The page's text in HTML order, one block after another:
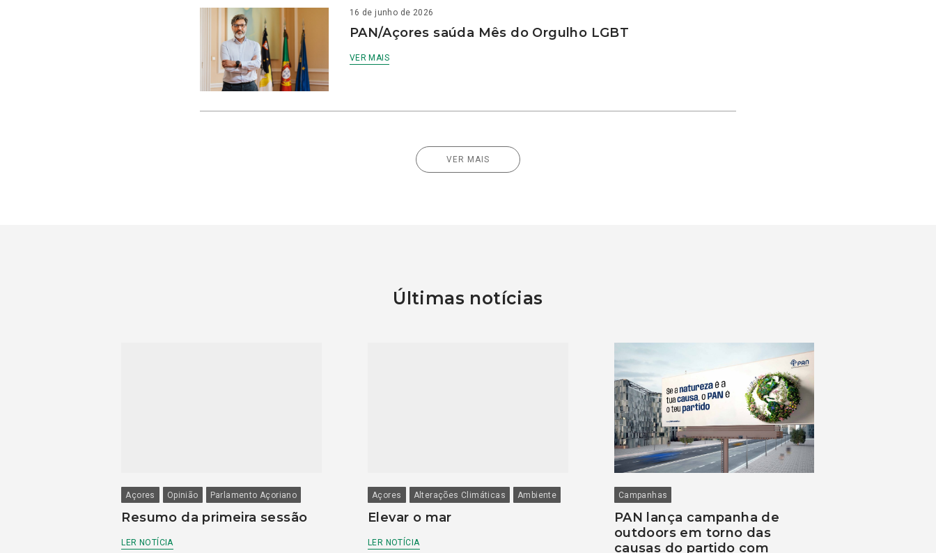
16 de junho de 2026
PAN/Açores saúda Mês do Orgulho LGBT
VER MAIS
VER MAIS
Últimas notícias
Açores Opinião Parlamento Açoriano
Resumo da primeira sessão
LER NOTÍCIA
Açores Alterações Climáticas Ambiente
Elevar o mar
LER NOTÍCIA
Campanhas
PAN lança campanha de
outdoors em torno das
causas do partido com